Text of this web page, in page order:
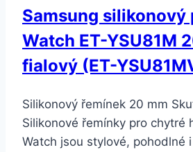
Černá
Samsung silikonový
Watch ET-YSU81M
fialový (ET-
Silikonový řemínek 20 mm
Silikonové řemínky pro chytré
Watch jsou stylové, pohodlné